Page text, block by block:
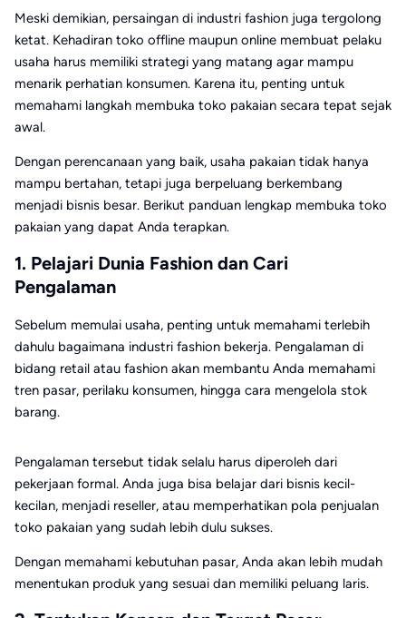
Meski demikian, persaingan di industri fashion juga tergolong
ketat. Kehadiran toko offline maupun online membuat pelaku
usaha harus memiliki strategi yang matang agar mampu
menarik perhatian konsumen. Karena itu, penting untuk
memahami langkah membuka toko pakaian secara tepat sejak
awal.
Dengan perencanaan yang baik, usaha pakaian tidak hanya
mampu bertahan, tetapi juga berpeluang berkembang
menjadi bisnis besar. Berikut panduan lengkap membuka toko
pakaian yang dapat Anda terapkan.
1. Pelajari Dunia Fashion dan Cari
Pengalaman
Sebelum memulai usaha, penting untuk memahami terlebih
dahulu bagaimana industri fashion bekerja. Pengalaman di
bidang retail atau fashion akan membantu Anda memahami
tren pasar, perilaku konsumen, hingga cara mengelola stok
barang.
Pengalaman tersebut tidak selalu harus diperoleh dari
pekerjaan formal. Anda juga bisa belajar dari bisnis kecil-
kecilan, menjadi reseller, atau memperhatikan pola penjualan
toko pakaian yang sudah lebih dulu sukses.
Dengan memahami kebutuhan pasar, Anda akan lebih mudah
menentukan produk yang sesuai dan memiliki peluang laris.